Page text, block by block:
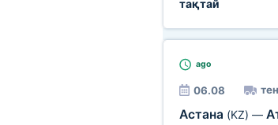
тақтай
ago
06.08
Астана (KZ) —